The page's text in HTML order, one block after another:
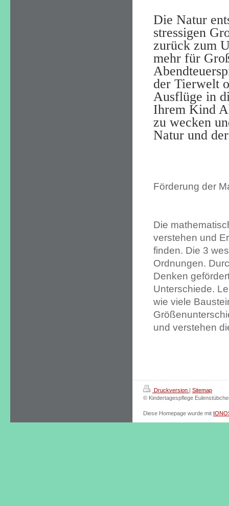
Die Natur
stressigen
zurück zum
mehr für
der Tierwelt
Ausflüge in
Ihrem Kind
zu wecken
Natur und
Förderung der
Die
verstehen und
finden. Die 3
Ordnungen.
Denken
Unterschiede.
wie viele
und verstehen
Druckversion | Sitemap
© Kindertagespflege
Diese Homepage wurde mit